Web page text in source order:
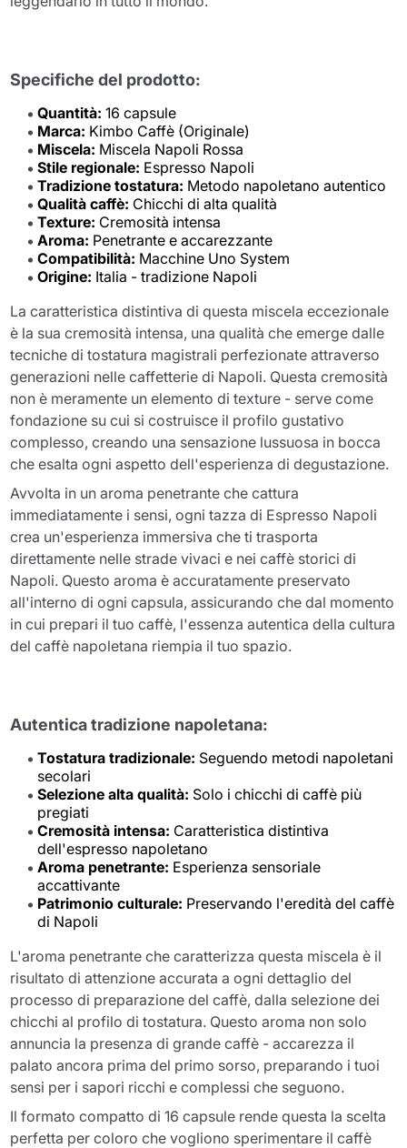
Specifiche del prodotto:
Quantità: 16 capsule
Marca: Kimbo Caffè (Originale)
Miscela: Miscela Napoli Rossa
Stile regionale: Espresso Napoli
Tradizione tostatura: Metodo napoletano autentico
Qualità caffè: Chicchi di alta qualità
Texture: Cremosità intensa
Aroma: Penetrante e accarezzante
Compatibilità: Macchine Uno System
Origine: Italia - tradizione Napoli
La caratteristica distintiva di questa miscela eccezionale
è la sua cremosità intensa, una qualità che emerge dalle
tecniche di tostatura magistrali perfezionate attraverso
generazioni nelle caffetterie di Napoli. Questa cremosità
non è meramente un elemento di texture - serve come
fondazione su cui si costruisce il profilo gustativo
complesso, creando una sensazione lussuosa in bocca
che esalta ogni aspetto dell'esperienza di degustazione.
Avvolta in un aroma penetrante che cattura
immediatamente i sensi, ogni tazza di Espresso Napoli
crea un'esperienza immersiva che ti trasporta
direttamente nelle strade vivaci e nei caffè storici di
Napoli. Questo aroma è accuratamente preservato
all'interno di ogni capsula, assicurando che dal momento
in cui prepari il tuo caffè, l'essenza autentica della cultura
del caffè napoletana riempia il tuo spazio.
Autentica tradizione napoletana:
Tostatura tradizionale: Seguendo metodi napoletani
secolari
Selezione alta qualità: Solo i chicchi di caffè più
pregiati
Cremosità intensa: Caratteristica distintiva
dell'espresso napoletano
Aroma penetrante: Esperienza sensoriale
accattivante
Patrimonio culturale: Preservando l'eredità del caffè
di Napoli
L'aroma penetrante che caratterizza questa miscela è il
risultato di attenzione accurata a ogni dettaglio del
processo di preparazione del caffè, dalla selezione dei
chicchi al profilo di tostatura. Questo aroma non solo
annuncia la presenza di grande caffè - accarezza il
palato ancora prima del primo sorso, preparando i tuoi
sensi per i sapori ricchi e complessi che seguono.
Il formato compatto di 16 capsule rende questa la scelta
perfetta per coloro che vogliono sperimentare il caffè